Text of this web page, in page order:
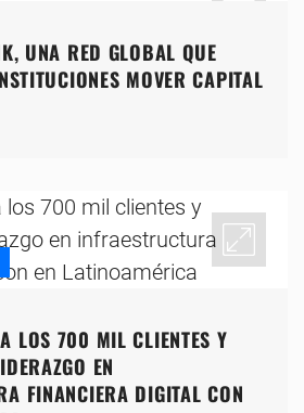
UNA RED GLOBAL QUE
MOVER CAPITAL
LOS 700 MIL CLIENTES Y
EN
FINANCIERA DIGITAL CON